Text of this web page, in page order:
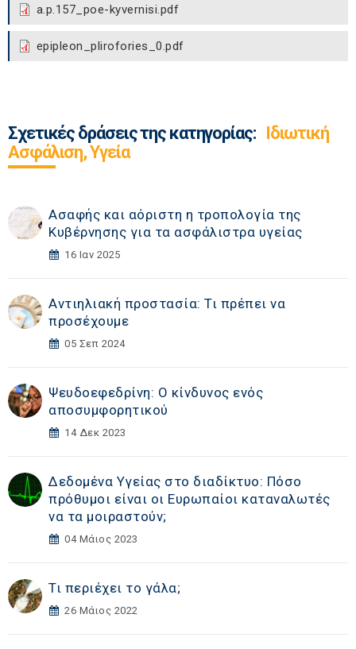
a.p.157_poe-kyvernisi.pdf
epipleon_plirofories_0.pdf
Σχετικές δράσεις της κατηγορίας: Ιδιωτική
Ασφάλιση, Υγεία
Ασαφής και αόριστη η τροπολογία της
Κυβέρνησης για τα ασφάλιστρα υγείας
16 Ιαν 2025
Αντιηλιακή προστασία: Τι πρέπει να
προσέχουμε
05 Σεπ 2024
Ψευδοεφεδρίνη: Ο κίνδυνος ενός
αποσυμφορητικού
14 Δεκ 2023
Δεδομένα Υγείας στο διαδίκτυο: Πόσο
πρόθυμοι είναι οι Ευρωπαίοι καταναλωτές
να τα μοιραστούν;
04 Μάιος 2023
Τι περιέχει το γάλα;
26 Μάιος 2022